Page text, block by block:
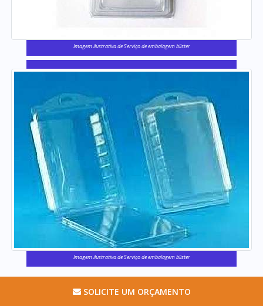
Imagem ilustrativa de Serviço de embalagem blister
Imagem ilustrativa de Serviço de embalagem blister
SOLICITE UM ORÇAMENTO